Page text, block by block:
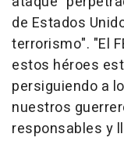
de Estados
terrorismo". "El
estos héroes
persiguiendo a
nuestros
responsables y